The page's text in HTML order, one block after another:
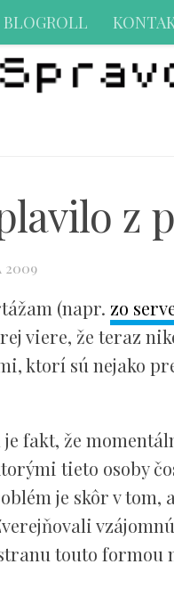
BLOGROLL
z
2009
(napr. zo
viere, že teraz
ktorí sú nejako
fakt, že
tieto osoby
je skôr v
touto